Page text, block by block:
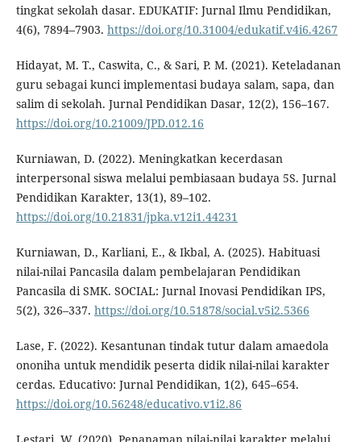
tingkat sekolah dasar. EDUKATIF: Jurnal Ilmu Pendidikan,
4(6), 7894–7903. https://doi.org/10.31004/edukatif.v4i6.4267
Hidayat, M. T., Caswita, C., & Sari, P. M. (2021). Keteladanan
guru sebagai kunci implementasi budaya salam, sapa, dan
salim di sekolah. Jurnal Pendidikan Dasar, 12(2), 156–167.
https://doi.org/10.21009/JPD.012.16
Kurniawan, D. (2022). Meningkatkan kecerdasan
interpersonal siswa melalui pembiasaan budaya 5S. Jurnal
Pendidikan Karakter, 13(1), 89–102.
https://doi.org/10.21831/jpka.v12i1.44231
Kurniawan, D., Karliani, E., & Ikbal, A. (2025). Habituasi
nilai-nilai Pancasila dalam pembelajaran Pendidikan
Pancasila di SMK. SOCIAL: Jurnal Inovasi Pendidikan IPS,
5(2), 326–337. https://doi.org/10.51878/social.v5i2.5366
Lase, F. (2022). Kesantunan tindak tutur dalam amaedola
ononiha untuk mendidik peserta didik nilai-nilai karakter
cerdas. Educativo: Jurnal Pendidikan, 1(2), 645–654.
https://doi.org/10.56248/educativo.v1i2.86